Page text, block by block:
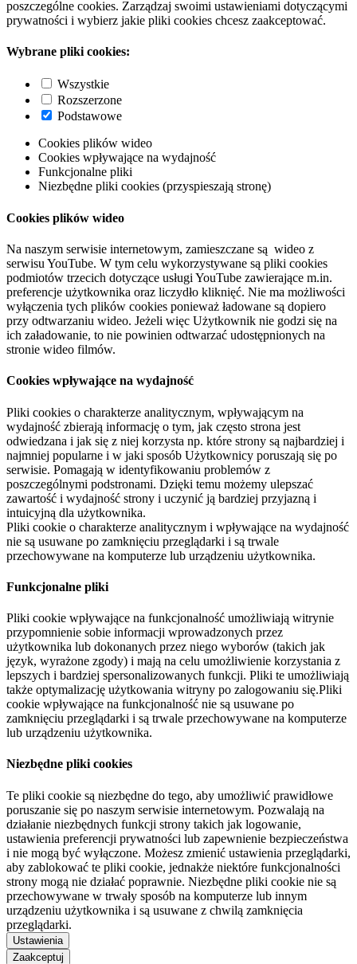
poszczególne cookies. Zarządzaj swoimi ustawieniami dotyczącymi
prywatności i wybierz jakie pliki cookies chcesz zaakceptować.
Wybrane pliki cookies:
Wszystkie
Rozszerzone
Podstawowe
Cookies plików wideo
Cookies wpływające na wydajność
Funkcjonalne pliki
Niezbędne pliki cookies (przyspieszają stronę)
Cookies plików wideo
Na naszym serwisie internetowym, zamieszczane są wideo z
serwisu YouTube. W tym celu wykorzystywane są pliki cookies
podmiotów trzecich dotyczące usługi YouTube zawierające m.in.
preferencje użytkownika oraz liczydło kliknięć. Nie ma możliwości
wyłączenia tych plików cookies ponieważ ładowane są dopiero
przy odtwarzaniu wideo. Jeżeli więc Użytkownik nie godzi się na
ich załadowanie, to nie powinien odtwarzać udostępnionych na
stronie wideo filmów.
Cookies wpływające na wydajność
Pliki cookies o charakterze analitycznym, wpływającym na
wydajność zbierają informację o tym, jak często strona jest
odwiedzana i jak się z niej korzysta np. które strony są najbardziej i
najmniej popularne i w jaki sposób Użytkownicy poruszają się po
serwisie. Pomagają w identyfikowaniu problemów z
poszczególnymi podstronami. Dzięki temu możemy ulepszać
zawartość i wydajność strony i uczynić ją bardziej przyjazną i
intuicyjną dla użytkownika.
Pliki cookie o charakterze analitycznym i wpływające na wydajność
nie są usuwane po zamknięciu przeglądarki i są trwale
przechowywane na komputerze lub urządzeniu użytkownika.
Funkcjonalne pliki
Pliki cookie wpływające na funkcjonalność umożliwiają witrynie
przypomnienie sobie informacji wprowadzonych przez
użytkownika lub dokonanych przez niego wyborów (takich jak
język, wyrażone zgody) i mają na celu umożliwienie korzystania z
lepszych i bardziej spersonalizowanych funkcji. Pliki te umożliwiają
także optymalizację użytkowania witryny po zalogowaniu się.Pliki
cookie wpływające na funkcjonalność nie są usuwane po
zamknięciu przeglądarki i są trwale przechowywane na komputerze
lub urządzeniu użytkownika.
Niezbędne pliki cookies
Te pliki cookie są niezbędne do tego, aby umożliwić prawidłowe
poruszanie się po naszym serwisie internetowym. Pozwalają na
działanie niezbędnych funkcji strony takich jak logowanie,
ustawienia preferencji prywatności lub zapewnienie bezpieczeństwa
i nie mogą być wyłączone. Możesz zmienić ustawienia przeglądarki,
aby zablokować te pliki cookie, jednakże niektóre funkcjonalności
strony mogą nie działać poprawnie. Niezbędne pliki cookie nie są
przechowywane w trwały sposób na komputerze lub innym
urządzeniu użytkownika i są usuwane z chwilą zamknięcia
przeglądarki.
Ustawienia
Zaakceptuj